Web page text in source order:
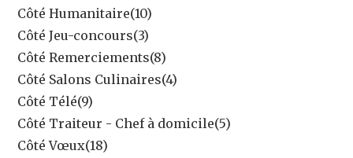
Côté Humanitaire(10)
Côté Jeu-concours(3)
Côté Remerciements(8)
Côté Salons Culinaires(4)
Côté Télé(9)
Côté Traiteur - Chef à domicile(5)
Côté Vœux(18)